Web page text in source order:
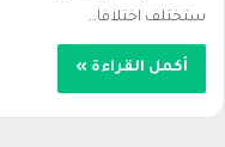
ستختلف اختلافا…
أكمل القراءة »